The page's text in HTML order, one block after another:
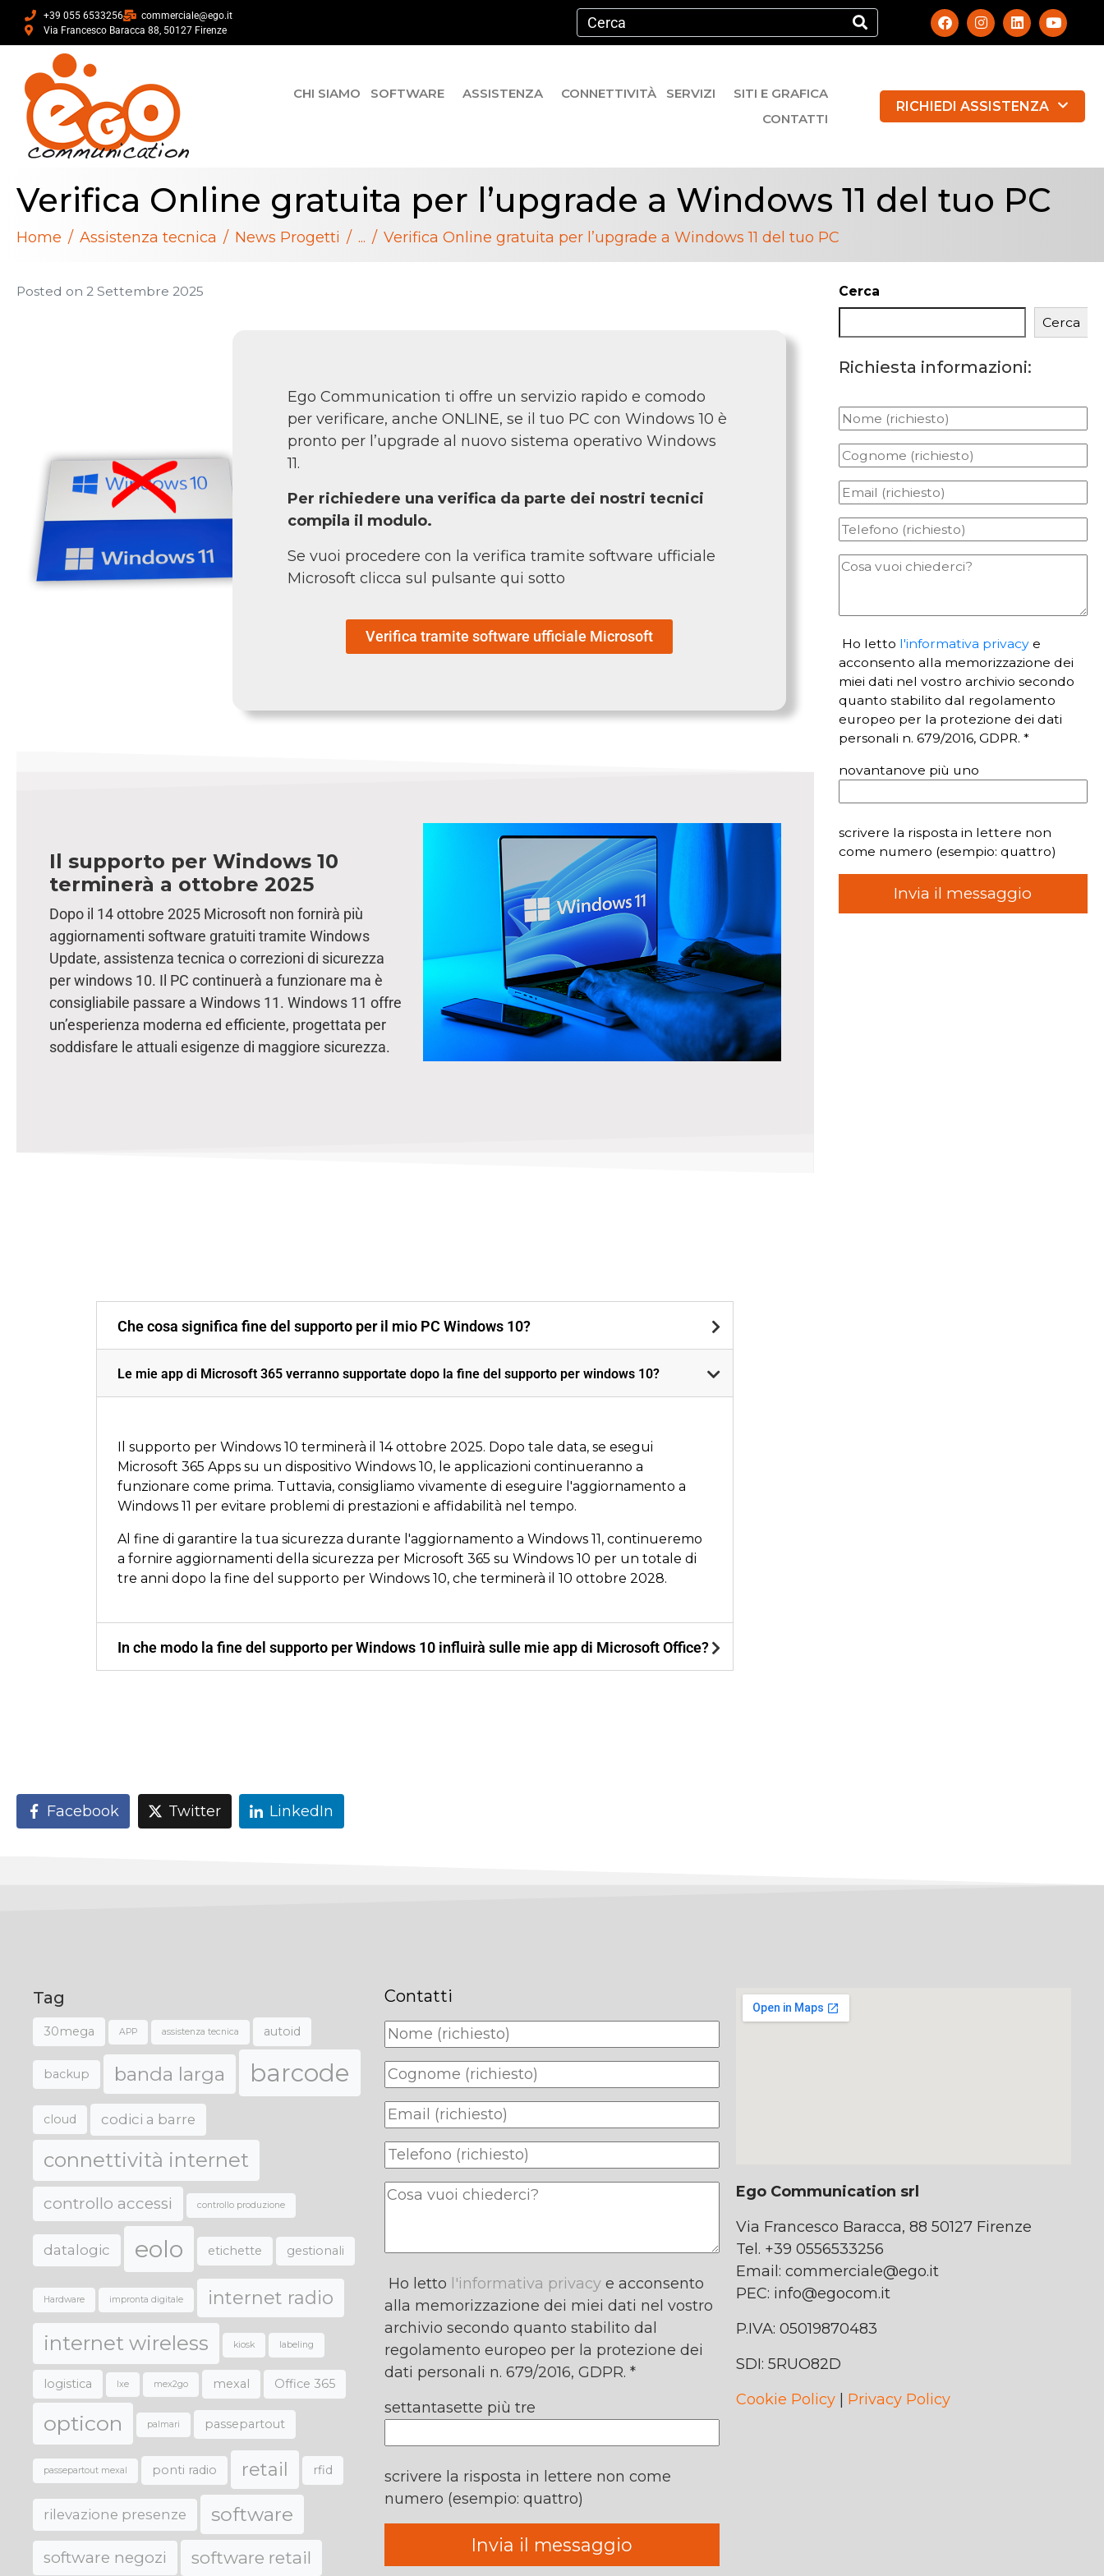
+39 055 6533256
commerciale@ego.it
Via Francesco Baracca 88, 50127 Firenze
CHI SIAMO SOFTWARE ASSISTENZA CONNETTIVITÀ SERVIZI
SITI E GRAFICA
CONTATTI
RICHIEDI ASSISTENZA
Verifica Online gratuita per l’upgrade a Windows 11 del tuo PC
Home Assistenza tecnica News Progetti ... Verifica Online gratuita per l’upgrade a Windows 11 del tuo PC
Posted on 2 Settembre 2025
Ego Communication ti offre un servizio rapido e comodo
per verificare, anche ONLINE, se il tuo PC con Windows 10 è
pronto per l’upgrade al nuovo sistema operativo Windows
11.
Per richiedere una verifica da parte dei nostri tecnici
compila il modulo.
Se vuoi procedere con la verifica tramite software ufficiale
Microsoft clicca sul pulsante qui sotto
Verifica tramite software ufficiale Microsoft
Il supporto per Windows 10
terminerà a ottobre 2025
Dopo il 14 ottobre 2025 Microsoft non fornirà più
aggiornamenti software gratuiti tramite Windows
Update, assistenza tecnica o correzioni di sicurezza
per windows 10. Il PC continuerà a funzionare ma è
consigliabile passare a Windows 11. Windows 11 offre
un’esperienza moderna ed efficiente, progettata per
soddisfare le attuali esigenze di maggiore sicurezza.
Che cosa significa fine del supporto per il mio PC Windows 10?
Le mie app di Microsoft 365 verranno supportate dopo la fine del supporto per windows 10?
Il supporto per Windows 10 terminerà il 14 ottobre 2025. Dopo tale data, se esegui
Microsoft 365 Apps su un dispositivo Windows 10, le applicazioni continueranno a
funzionare come prima. Tuttavia, consigliamo vivamente di eseguire l'aggiornamento a
Windows 11 per evitare problemi di prestazioni e affidabilità nel tempo.
Al fine di garantire la tua sicurezza durante l'aggiornamento a Windows 11, continueremo
a fornire aggiornamenti della sicurezza per Microsoft 365 su Windows 10 per un totale di
tre anni dopo la fine del supporto per Windows 10, che terminerà il 10 ottobre 2028.
In che modo la fine del supporto per Windows 10 influirà sulle mie app di Microsoft Office?
Facebook Twitter LinkedIn
Cerca
Cerca
Richiesta informazioni:
Ho letto l'informativa privacye
acconsento alla memorizzazione dei
miei dati nel vostro archivio secondo
quanto stabilito dal regolamento
europeo per la protezione dei dati
personali n. 679/2016, GDPR. *
novantanove più uno
scrivere la risposta in lettere non
come numero (esempio: quattro)
Tag
30mega APP assistenza tecnica autoid
backup banda larga barcode
cloud codici a barre
connettività internet
controllo accessi controllo produzione
datalogic eolo etichette gestionali
Hardware impronta digitale internet radio
internet wireless kiosk labeling
logistica lxe mex2go mexal Office 365
opticon palmari passepartout
passepartout mexal ponti radio retail rfid
rilevazione presenze software
software negozi software retail
Contatti
Ho letto l'informativa privacye acconsento
alla memorizzazione dei miei dati nel vostro
archivio secondo quanto stabilito dal
regolamento europeo per la protezione dei
dati personali n. 679/2016, GDPR. *
settantasette più tre
scrivere la risposta in lettere non come
numero (esempio: quattro)
Ego Communication srl
Via Francesco Baracca, 88 50127 Firenze
Tel. +39 0556533256
Email: commerciale@ego.it
PEC: info@egocom.it
P.IVA: 05019870483
SDI: 5RUO82D
Cookie Policy| Privacy Policy